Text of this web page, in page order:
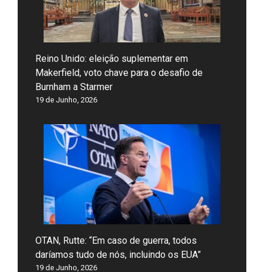
Reino Unido: eleição suplementar em
Makerfield, voto chave para o desafio de
Burnham a Starmer
19 de Junho, 2026
OTAN, Rutte: “Em caso de guerra, todos
daríamos tudo de nós, incluindo os EUA”
19 de Junho, 2026